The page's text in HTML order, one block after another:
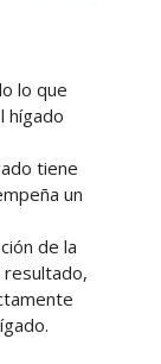
lo que
hígado
tiene
un
de la
resultado,